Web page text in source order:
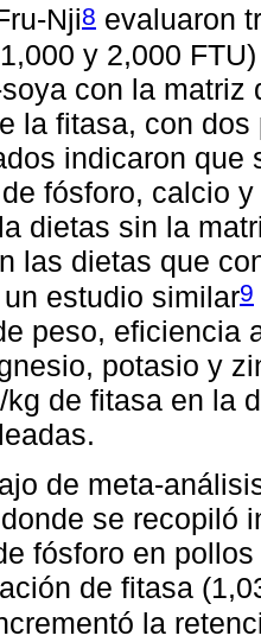
Nji8 evaluaron
y 2,000
con la matriz
la fitasa, con
indicaron
fósforo, calcio
dietas sin la
las dietas que
estudio similar9
peso, eficiencia
potasio y
kg de fitasa en la
de meta-
se recopiló
fósforo en
de fitasa
la